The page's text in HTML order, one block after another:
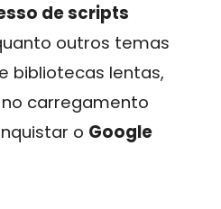
de scripts
outros temas
bibliotecas lentas,
carregamento
o Google